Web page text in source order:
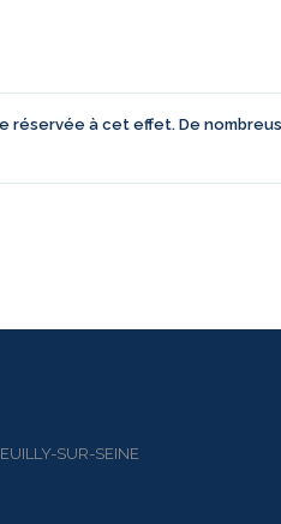
réservée à cet effet. De
SUR-SEINE